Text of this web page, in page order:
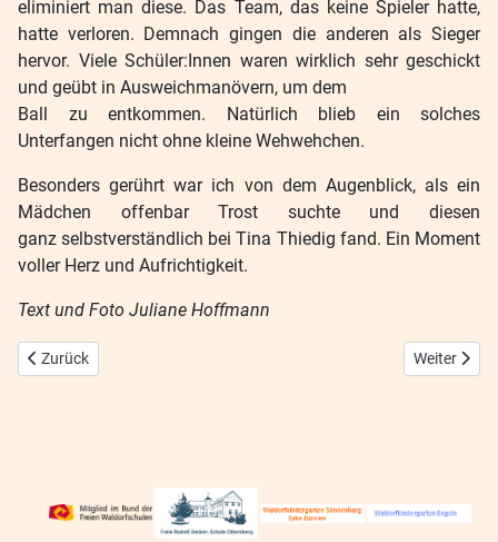
eliminiert man diese. Das Team, das keine Spieler hatte,
hatte verloren. Demnach gingen die anderen als Sieger
hervor. Viele Schüler:Innen waren wirklich sehr geschickt
und geübt in Ausweichmanövern, um dem
Ball zu entkommen. Natürlich blieb ein solches
Unterfangen nicht ohne kleine Wehwehchen.
Besonders gerührt war ich von dem Augenblick, als ein
Mädchen offenbar Trost suchte und diesen
ganz selbstverständlich bei Tina Thiedig fand. Ein Moment
voller Herz und Aufrichtigkeit.
Text und Foto Juliane Hoffmann
Vorheriger Beitrag: Innovative Einblicke in die Waldorfschule
Zurück Nächster
Weiter